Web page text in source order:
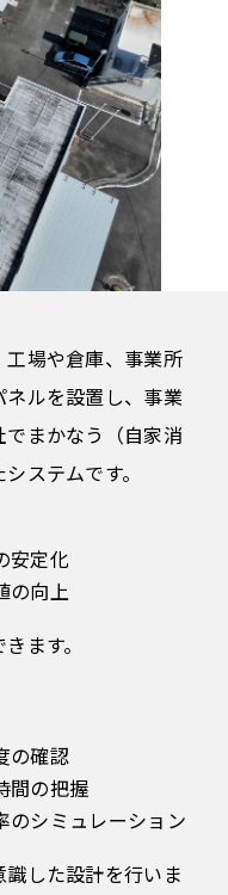
場や倉庫、事業所
ルを設置し、事業
まかなう（自家消
ステムです。
安定化
の向上
ます。
の確認
間の把握
のシミュレーション
した設計を行いま